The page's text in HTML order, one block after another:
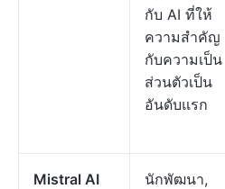
กับ AI ที่ให้
ความสำคัญ
กับความเป็น
ส่วนตัวเป็น
อันดับแรก
Mistral AI
นักพัฒนา,